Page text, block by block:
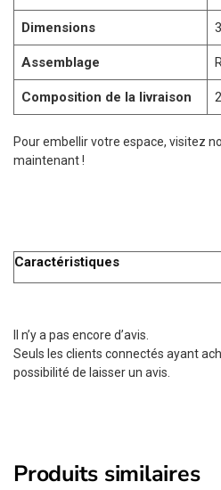
Dimensions
Assemblage
Composition de la livraison
Pour embellir votre espace, visitez
maintenant !
Caractéristiques
Il n’y a pas encore d’avis.
Seuls les clients connectés ayant
possibilité de laisser un avis.
Produits similaires